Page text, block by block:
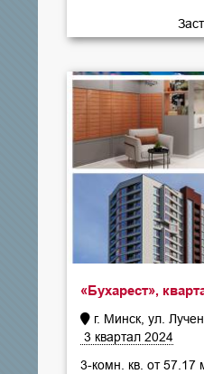
Застройщик:
«Бухарест»,
г. Минск, ул.
3 квартал 2024
3-комн. кв. от